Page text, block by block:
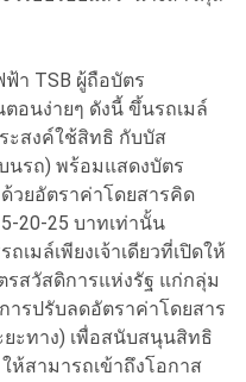
า TSB ผู้ถือบัตร
อนง่ายๆ ดังนี้ ขึ้นรถเมล์
ะสงค์ใช้สิทธิ กับบัส
นรถ) พร้อมแสดงบัตร
วยอัตราค่าโดยสารคิด
20-25 บาทเท่านั้น
เมล์เพียงเจ้าเดียวที่เปิดให้
สวัสดิการแห่งรัฐ แก่กลุ่ม
ารปรับลดอัตราค่าโดยสาร
ยะทาง) เพื่อสนับสนุนสิทธิ
ห้สามารถเข้าถึงโอกาส